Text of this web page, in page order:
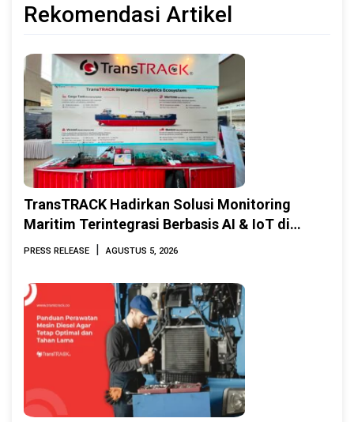
Rekomendasi Artikel
TransTRACK Hadirkan Solusi Monitoring
Maritim Terintegrasi Berbasis AI & IoT di
Indonesia Marine & Offshore Expo (IMOX)
PRESS RELEASE | AGUSTUS 5, 2026